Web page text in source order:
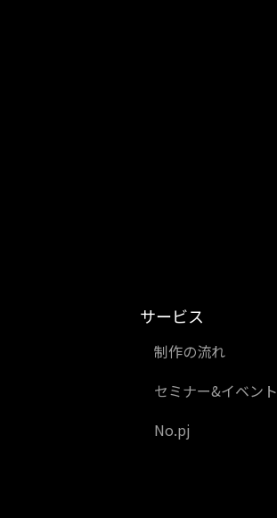
サービス
制作の流れ
セミナー&イベント
No.pj